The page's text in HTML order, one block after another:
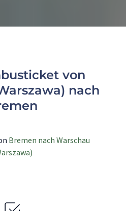
von
nach
Bremen nach Warschau